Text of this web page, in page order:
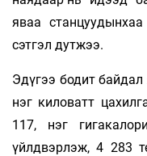
яваа
сэтгэл дутжээ.
Эдүгээ бодит
нэг киловатт
117, нэг
үйлдвэрлэж, 4 283